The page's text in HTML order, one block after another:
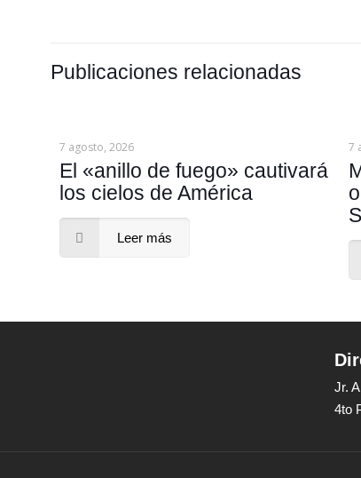
Publicaciones relacionadas
7 agosto, 2026
El «anillo de fuego» cautivará
los cielos de América
Leer más
7
Jr.
4to